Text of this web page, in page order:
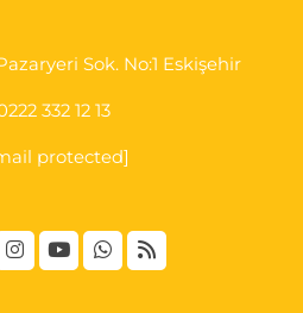
Sok. No:1 Eskişehir
332 12 13
protected]